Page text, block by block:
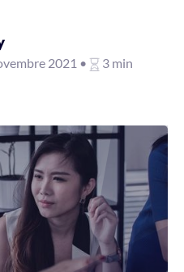
2021 • 3 min